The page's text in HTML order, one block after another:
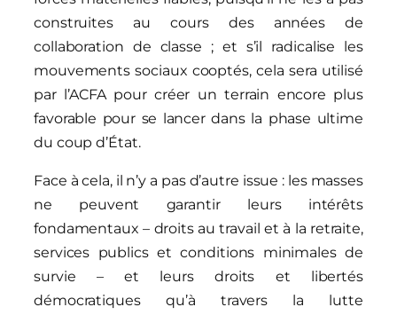
construites au cours des années de
collaboration de classe ; et s’il radicalise les
mouvements sociaux cooptés, cela sera utilisé
par l’ACFA pour créer un terrain encore plus
favorable pour se lancer dans la phase ultime
du coup d’État.
Face à cela, il n’y a pas d’autre issue : les masses
ne peuvent garantir leurs intérêts
fondamentaux – droits au travail et à la retraite,
services publics et conditions minimales de
survie – et leurs droits et libertés
démocratiques qu’à travers la lutte